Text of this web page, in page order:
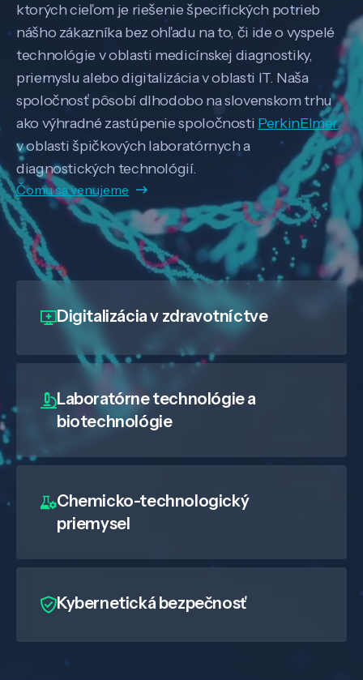
ktorých cieľom je riešenie špecifických potrieb
nášho zákazníka bez ohľadu na to, či ide o vyspelé
technológie v oblasti medicínskej diagnostiky,
priemyslu alebo digitalizácia v oblasti IT. Naša
spoločnosť pôsobí dlhodobo na slovenskom trhu
ako výhradné zastúpenie spoločnosti PerkinElmer
v oblasti špičkových laboratórnych a
diagnostických technológií.
Čomu sa venujeme
Digitalizáciav zdravotníctve
Laboratórne technológie a
biotechnológie
Chemicko-technologický
priemysel
Kybernetická bezpečnosť